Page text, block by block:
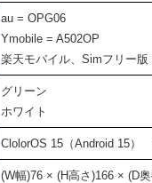
au = OPG06
Ymobile = A502OP
楽天モバイル、Simフリー版
グリーン
ホワイト
ClolorOS 15（Android 15
(W幅)76 × (H高さ)166 × (D